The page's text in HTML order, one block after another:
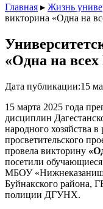
Главная ▸ Жизнь
викторина «Одна на
«Одна на всех
Дата публикации:15
15 марта 2025 года
дисциплин
народного хозяйства в
просветительского
провела викторину
посетили
МБОУ
Буйнакского района,
полиции ДГУНХ.